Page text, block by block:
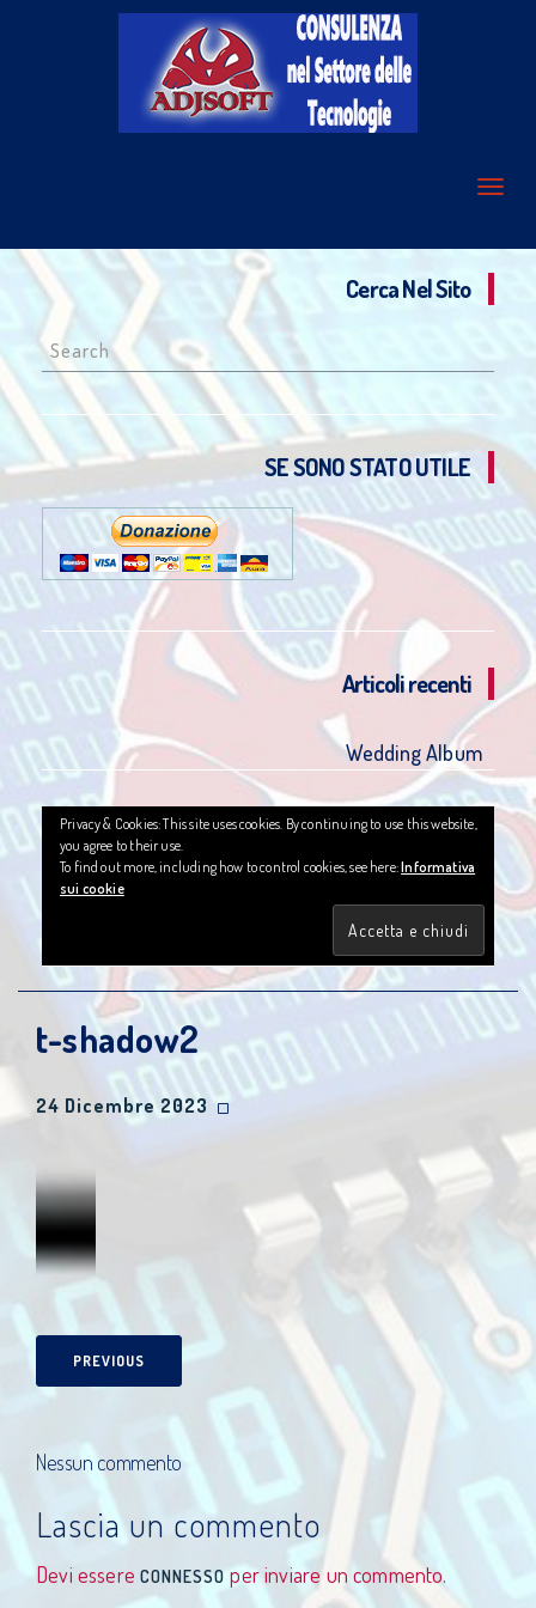
Cerca Nel Sito
Search
for:
SE SONO STATO UTILE
Articoli recenti
Wedding Album
Privacy & Cookies: This site uses cookies. By continuing to use this website,
you agree to their use.
To find out more, including how to control cookies, see here:Informativa
sui cookie
t-shadow2
24 Dicembre 2023
PREVIOUS
Nessun commento
Lascia un commento
Devi essereCONNESSO per inviare un commento.